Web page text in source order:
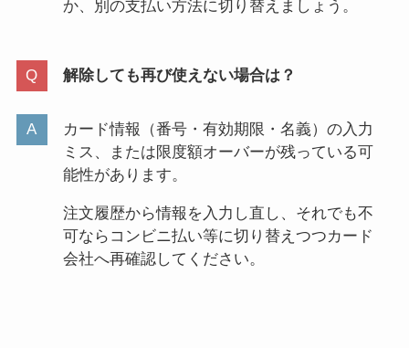
か、別の支払い方法に切り替えましょう。
解除しても再び使えない場合は？
カード情報（番号・有効期限・名義）の入力
ミス、または限度額オーバーが残っている可
能性があります。
注文履歴から情報を入力し直し、それでも不
可ならコンビニ払い等に切り替えつつカード
会社へ再確認してください。